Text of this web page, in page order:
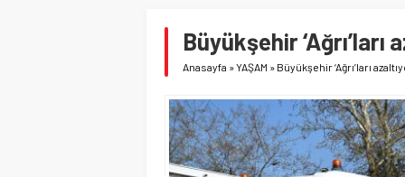
Türkiye’nin
Büyükşehir ‘Ağrı’ları
Anasayfa »YAŞAM » Büyükşehir ‘Ağrı’ları